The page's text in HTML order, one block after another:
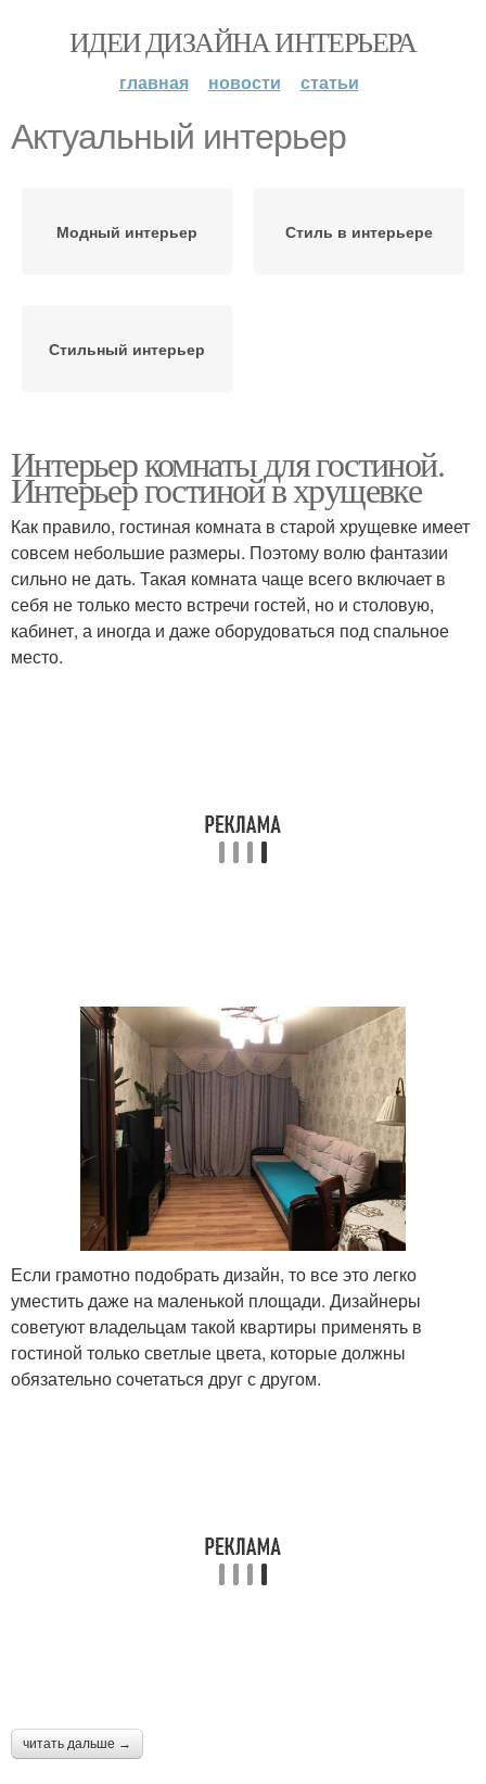
ИДЕИ ДИЗАЙНА ИНТЕРЬЕРА
главная новости статьи
Актуальный интерьер
Модный интерьер Стиль в интерьере
Стильный интерьер
Интерьер комнаты для гостиной.
Интерьер гостиной в хрущевке
Как правило, гостиная комната в старой хрущевке имеет
совсем небольшие размеры. Поэтому волю фантазии
сильно не дать. Такая комната чаще всего включает в
себя не только место встречи гостей, но и столовую,
кабинет, а иногда и даже оборудоваться под спальное
место.
Если грамотно подобрать дизайн, то все это легко
уместить даже на маленькой площади. Дизайнеры
советуют владельцам такой квартиры применять в
гостиной только светлые цвета, которые должны
обязательно сочетаться друг с другом.
читать дальше →